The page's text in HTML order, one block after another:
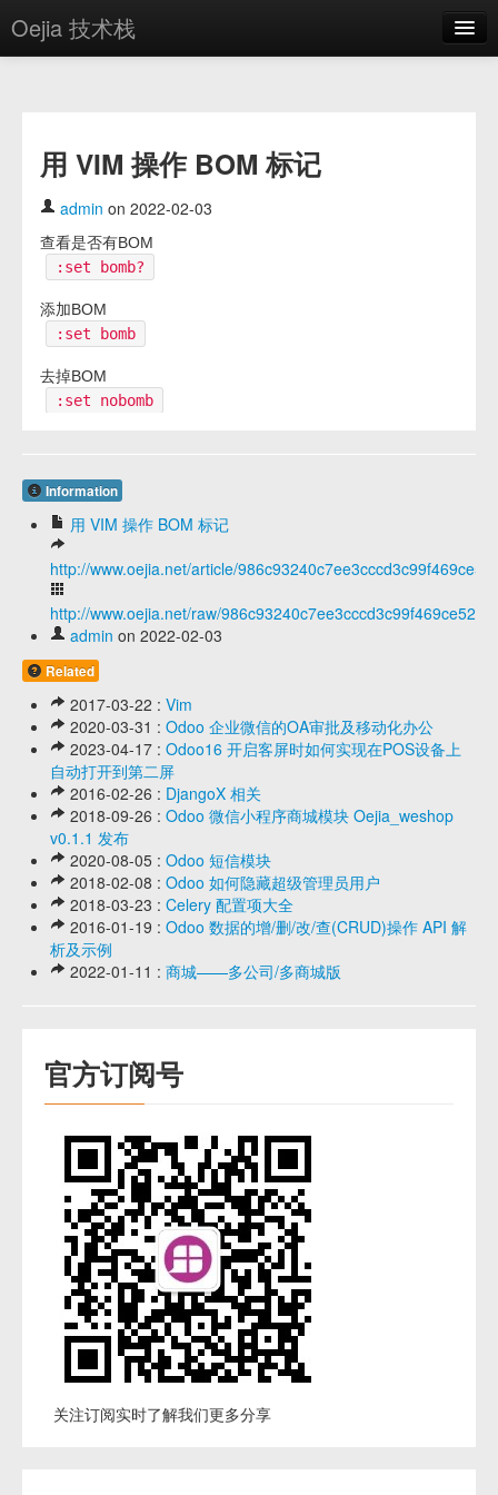
Oejia 技术栈
方案
OE学院
分享
编辑器
登录
用 VIM 操作 BOM 标记
admin on 2022-02-03
查看是否有BOM
:set bomb?
添加BOM
:set bomb
去掉BOM
:set nobomb
Information
用 VIM 操作 BOM 标记
http://www.oejia.net/article/
http://www.oejia.net/raw/986c93240c7ee3cccd3c99f469ce5208
admin on 2022-02-03
Related
2017-03-22 : Vim
2020-03-31 : Odoo 企业微信的OA审批及移动化办公
2023-04-17 : Odoo16 开启客屏时如何实现在POS设备上
自动打开到第二屏
2016-02-26 : DjangoX 相关
2018-09-26 : Odoo 微信小程序商城模块 Oejia_weshop
v0.1.1 发布
2020-08-05 : Odoo 短信模块
2018-02-08 : Odoo 如何隐藏超级管理员用户
2018-03-23 : Celery 配置项大全
2016-01-19 : Odoo 数据的增/删/改/查(CRUD)操作 API 解
析及示例
2022-01-11 : 商城——多公司/多商城版
官方订阅号
关注订阅实时了解我们更多分享